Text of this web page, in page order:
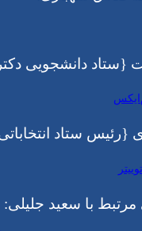
{ستاد دانشجویی
ایکس
ستاد
توییتر
با سعید جلیلی: